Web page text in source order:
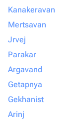
Kanakeravan
Mertsavan
Jrvej
Parakar
Argavand
Getapnya
Gekhanist
Arinj